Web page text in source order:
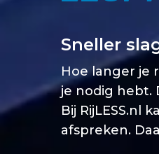
Sneller
Hoe langer je
je nodig hebt.
Bij RijLESS.nl
afspreken.